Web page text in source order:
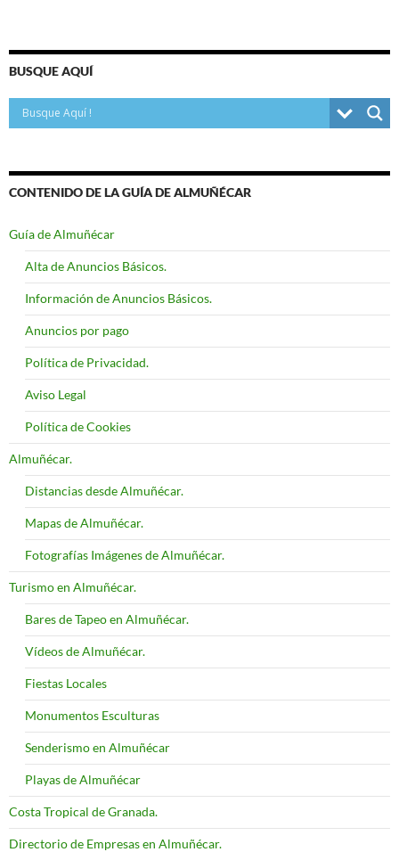
BUSQUE AQUÍ
CONTENIDO DE LA GUÍA DE ALMUÑÉCAR
Guía de Almuñécar
Alta de Anuncios Básicos.
Información de Anuncios Básicos.
Anuncios por pago
Política de Privacidad.
Aviso Legal
Política de Cookies
Almuñécar.
Distancias desde Almuñécar.
Mapas de Almuñécar.
Fotografías Imágenes de Almuñécar.
Turismo en Almuñécar.
Bares de Tapeo en Almuñécar.
Vídeos de Almuñécar.
Fiestas Locales
Monumentos Esculturas
Senderismo en Almuñécar
Playas de Almuñécar
Costa Tropical de Granada.
Directorio de Empresas en Almuñécar.